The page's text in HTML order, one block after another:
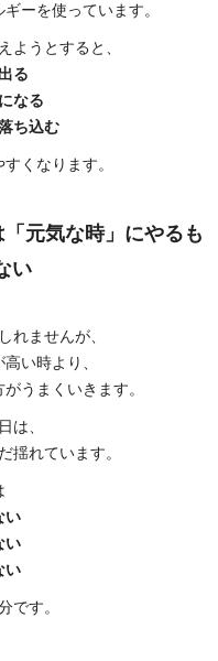
ーを使っています。
ようとすると、
る
なる
ち込む
くなります。
元気な時」にやるも
い
れませんが、
い時より、
うまくいきます。
は、
揺れています。
い
い
い
です。